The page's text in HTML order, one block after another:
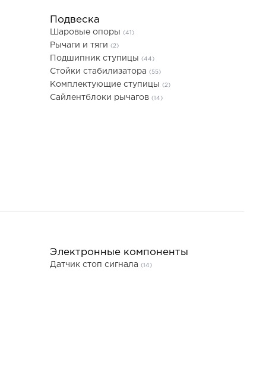
Подвеска
Шаровые опоры (41)
Рычаги и тяги (2)
Подшипник ступицы (44)
Стойки стабилизатора (55)
Комплектующие ступицы (2)
Сайлентблоки рычагов (14)
Электронные компоненты
Датчик стоп сигнала (14)